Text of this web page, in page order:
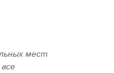
мест